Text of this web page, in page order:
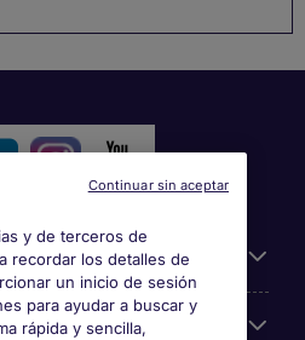
y de terceros de
recordar los detalles de
un inicio de sesión
para ayudar a buscar y
rápida y sencilla,
Continuar sin aceptar